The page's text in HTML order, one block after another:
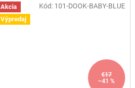
Akcia
Výpredaj
€17
–41 %
Kód: 101-DOOK-BABY-BLUE